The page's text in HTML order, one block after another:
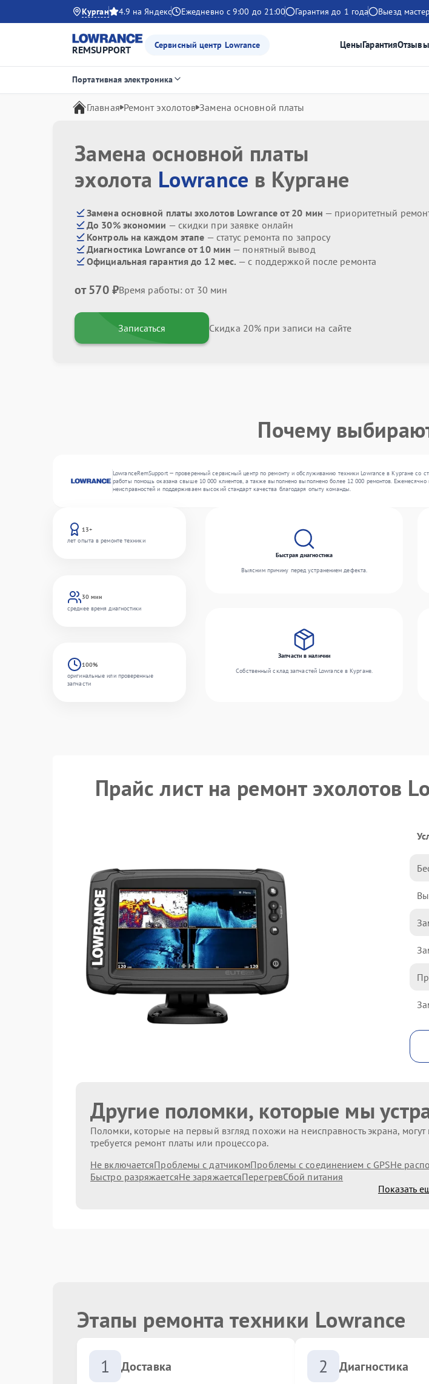
Курган 4.9 на Яндекс Ежедневно с 9:00 до 21:00 Гарантия до 1 года Выезд
REMSUPPORT Сервисный центр Lowrance ЦеныГарантияОтзывы
Портативная электроника
Главная Ремонт эхолотов Замена основной платы
Замена основной платы
эхолота Lowrance в Кургане
Замена основной платы эхолотов Lowrance от 20 мин — приоритетный
До 30% экономии — скидки при заявке онлайн
Контроль на каждом этапе — статус ремонта по запросу
Диагностика Lowrance от 10 мин — понятный вывод
Официальная гарантия до 12 мес. — с поддержкой после ремонта
от 570 ₽Время работы: от 30 мин
Записаться Скидка 20% при записи на сайте
Почему
LowranceRemSupport — проверенный сервисный центр по ремонту и обслуживанию техники Lowrance в Кургане со
работы помощь оказана свыше 10 000 клиентов, а также выполнено выполнено более 12 000 ремонтов.
неисправностей и поддерживаем высокий стандарт качества благодаря опыту команды.
13+
лет опыта в ремонте техники
30 мин
среднее время диагностики
100%
оригинальные или проверенные
запчасти
Быстрая диагностика
Выясним причину перед устранением дефекта.
Запчасти в наличии
Собственный склад запчастей Lowrance в Кургане.
Прайс лист на ремонт эхолотов
Другие поломки, которые мы
Поломки, которые на первый взгляд похожи на неисправность экрана,
требуется ремонт платы или процессора.
Не включаетсяПроблемы с датчикомПроблемы с соединением с GPSНе
Быстро разряжаетсяНе заряжаетсяПерегревСбой питания
Показать
Этапы ремонта техники Lowrance
1 Доставка 2 Диагностика